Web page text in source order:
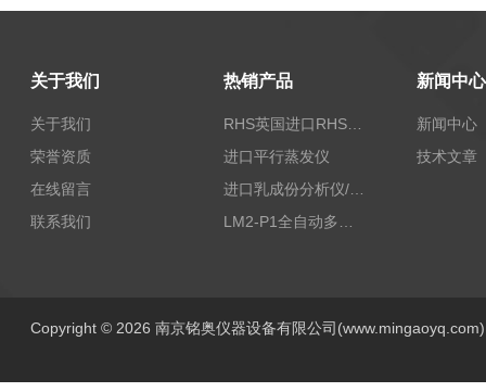
关于我们
关于我们
荣誉资质
在线留言
联系我们
热销产品
RHS英国进口RHS植物标准比色卡
进口平行蒸发仪
进口乳成份分析仪/乳品分析仪
新闻中心
新闻中心
技术文章
Copyright © 2026 南京铭奥仪器设备有限公司